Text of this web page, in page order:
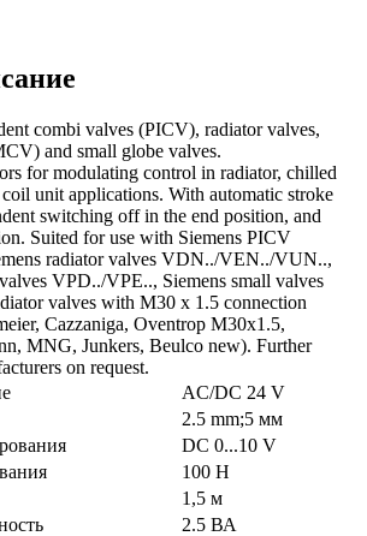
combi valves (PICV), radiator valves,
and small globe valves.
for modulating control in radiator, chilled
unit applications. With automatic stroke
switching off in the end position, and
Suited for use with Siemens PICV
radiator valves VDN../VEN../VUN..,
VPD../VPE.., Siemens small valves
valves with M30 x 1.5 connection
Cazzaniga, Oventrop M30x1.5,
MNG, Junkers, Beulco new). Further
on request.
AC/DC 24 V
2.5 mm;5 мм
DC 0...10 V
100 Н
1,5 м
2.5 ВА